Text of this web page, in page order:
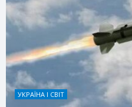
УКРАЇНА І СВІТ